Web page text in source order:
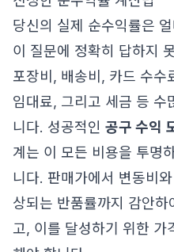
당신의 실제 순수익률은
이 질문에 정확히 답하지
포장비, 배송비, 카드 수수
임대료, 그리고 세금 등 수
니다. 성공적인 공구 수익
계는 이 모든 비용을 투명
니다. 판매가에서 변동비
상되는 반품률까지 감안
고, 이를 달성하기 위한 가